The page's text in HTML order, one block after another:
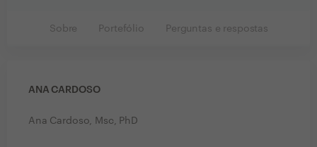
Sobre Portefólio Perguntas e respostas
ANA CARDOSO
Ana Cardoso, Msc, PhD